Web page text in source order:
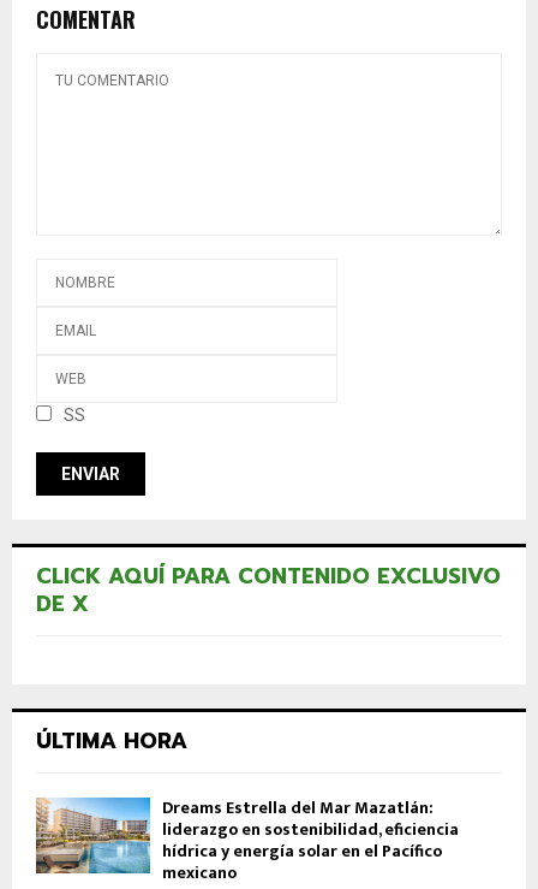
COMENTAR
SS
CLICK AQUÍ PARA CONTENIDO EXCLUSIVO
DE X
ÚLTIMA HORA
Dreams Estrella del Mar Mazatlán:
liderazgo en sostenibilidad, eficiencia
hídrica y energía solar en el Pacífico
mexicano